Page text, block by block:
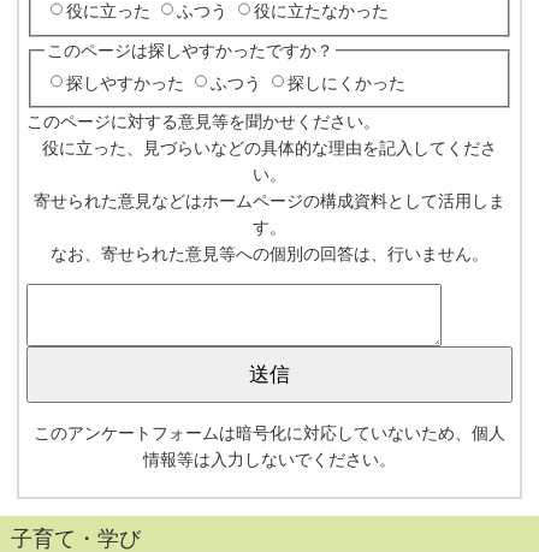
役に立った
ふつう 役に立たなかった
このページは探しやすかったですか？
探しやすかった
ふつう 探しにくかった
このページに対する意見等を聞かせください。
役に立った、見づらいなどの具体的な理由を記入してくださ
い。
寄せられた意見などはホームページの構成資料として活用しま
す。
なお、寄せられた意見等への個別の回答は、行いません。
このアンケートフォームは暗号化に対応していないため、個人
情報等は入力しないでください。
子育て・学び